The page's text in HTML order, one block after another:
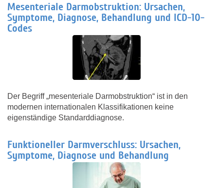
Mesenteriale Darmobstruktion: Ursachen,
Symptome, Diagnose, Behandlung und ICD-10-
Codes
Der Begriff „mesenteriale Darmobstruktion“ ist in den
modernen internationalen Klassifikationen keine
eigenständige Standarddiagnose.
Funktioneller Darmverschluss: Ursachen,
Symptome, Diagnose und Behandlung